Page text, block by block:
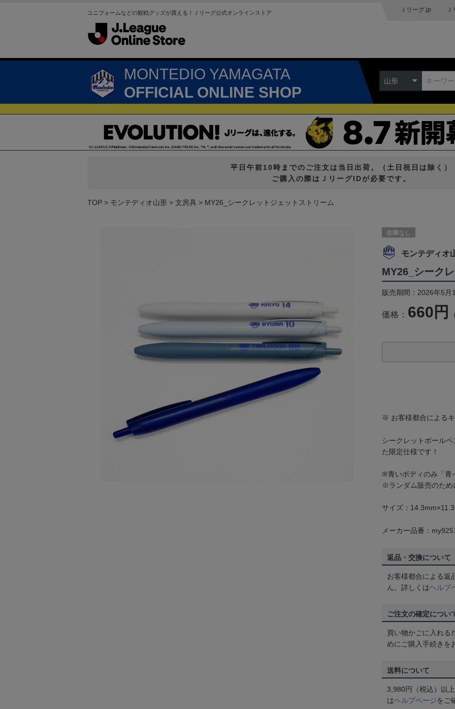
ユニフォームなどの観戦グッズが買える！Ｊリーグ公式オンラインストア Ｊリーグ.jp
MONTEDIO YAMAGATA
OFFICIAL ONLINE SHOP
山形
平日午前10時までのご注文は当日出荷。（土日祝日は除く）
ご購入の際はＪリーグIDが必要です。
TOP モンテディオ山形 文房具 MY26_シークレットジェットストリーム
在庫なし
モンテディオ
MY26_シーク
販売期間：2026年5
価格： 660円
※ お客様都合による
シークレットボール
た限定仕様です！
※青いボディのみ「青
※ランダム販売のため
サイズ：
メーカー品番：
返品・交換について
お客様都合による返
ん。詳しくはヘルプ
ご注文の確定につい
買い物かごに入れる
めにご購入手続きを
送料について
3,980円（税込）以
はヘルプページをご